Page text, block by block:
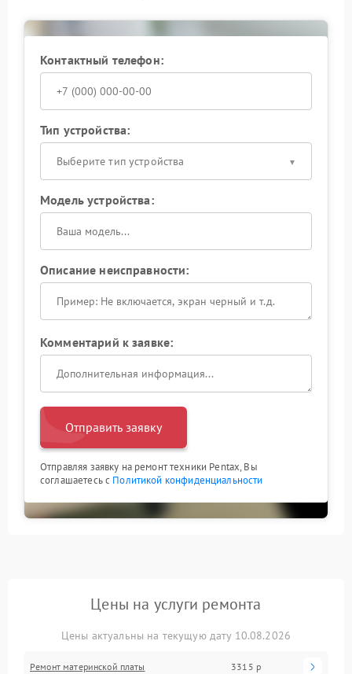
Контактный телефон:
Тип устройства:
Выберите тип устройства
Модель устройства:
Описание неисправности:
Комментарий к заявке:
Отправить заявку
Отправляя заявку на ремонт техники Pentax, Вы
соглашаетесь с Политикой конфиденциальности
Цены на услуги ремонта
Цены актуальны на текущую дату 10.08.2026
Ремонт материнской платы 3315 р